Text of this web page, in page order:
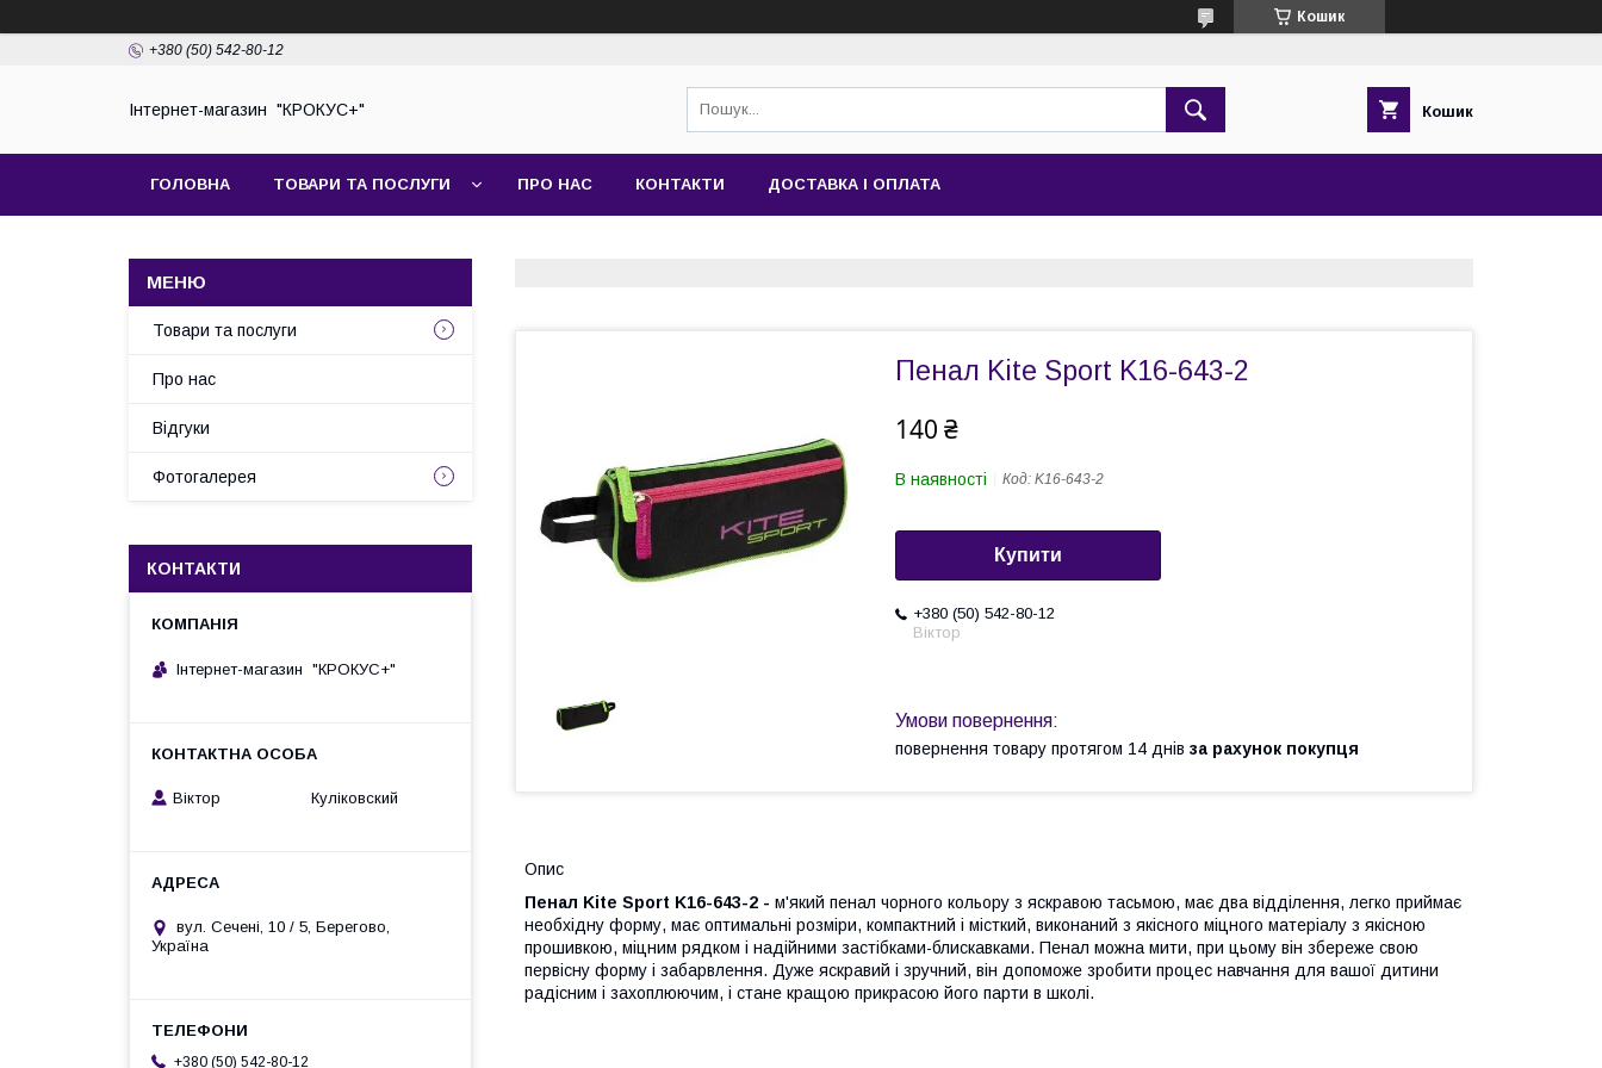
Кошик
+380 (50) 542-80-12
Інтернет-магазин "КРОКУС+" Кошик
ГОЛОВНА ТОВАРИ ТА ПОСЛУГИ ПРО НАС КОНТАКТИ ДОСТАВКА І ОПЛАТА
Пенал Kite Sport K16-643-2
140 ₴
В наявності Код: K16-643-2
Купити
+380 (50) 542-80-12
Віктор
повернення товару протягом 14 днів за рахунок покупця
Опис
Пенал Kite Sport K16-643-2 - м'який пенал чорного кольору з яскравою тасьмою, має два відділення, легко приймає
необхідну форму, має оптимальні розміри, компактний і місткий, виконаний з якісного міцного матеріалу з якісною
прошивкою, міцним рядком і надійними застібками-блискавками. Пенал можна мити, при цьому він збереже свою
первісну форму і забарвлення. Дуже яскравий і зручний, він допоможе зробити процес навчання для вашої дитини
радісним і захоплюючим, і стане кращою прикрасою його парти в школі.
Товари та послуги
Про нас
Відгуки
Фотогалерея
КОНТАКТИ
Інтернет-магазин "КРОКУС+"
Віктор Куліковский
вул. Сечені, 10 / 5, Берегово,
Україна
+380 (50) 542-80-12